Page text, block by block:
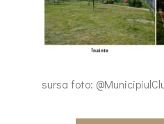
sursa foto: